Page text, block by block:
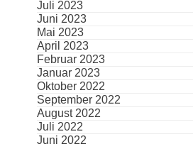
Juli 2023
Juni 2023
Mai 2023
April 2023
Februar 2023
Januar 2023
Oktober 2022
September 2022
August 2022
Juli 2022
Juni 2022